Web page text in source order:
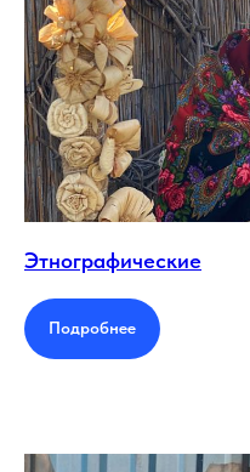
Этнографические
Подробнее